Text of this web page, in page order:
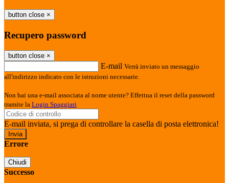
button close ×
Recupero password
button close ×
E-mail Verrà inviato un messaggio
all'indirizzo indicato con le istruzioni necessarie.
Non hai una e-mail associata al nome utente? Effettua il reset della password
tramite la Login Spaggiari
E-mail inviata, si prega di controllare la casella di posta elettronica!
Errore
Chiudi
Successo